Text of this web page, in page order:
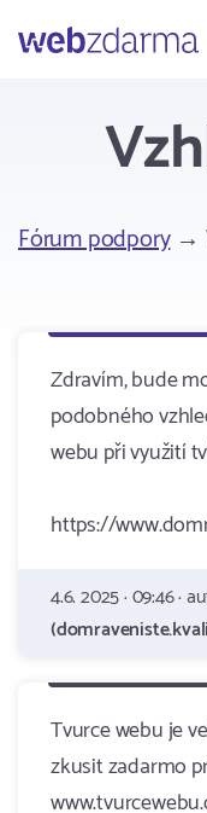
Webzdarma
Fórum podpory→
Zdravím, bude
podobného
webu při využití
https://
4.6. 2025 · 09:46 ·
Tvurce webu je
zkusit zadarmo